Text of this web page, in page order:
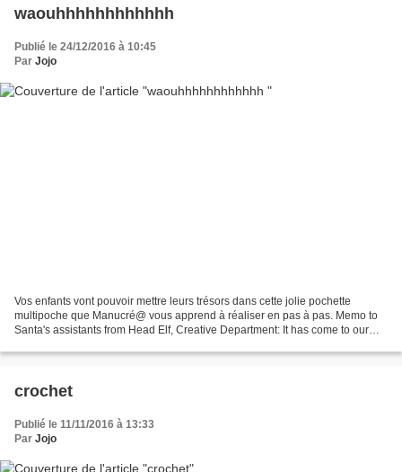
waouhhhhhhhhhhhh
Publié le 24/12/2016 à 10:45
Par Jojo
Vos enfants vont pouvoir mettre leurs trésors dans cette jolie pochette
multipoche que Manucré@ vous apprend à réaliser en pas à pas. Memo to
Santa's assistants from Head Elf, Creative Department: It has come to our
crochet
Publié le 11/11/2016 à 13:33
Par Jojo